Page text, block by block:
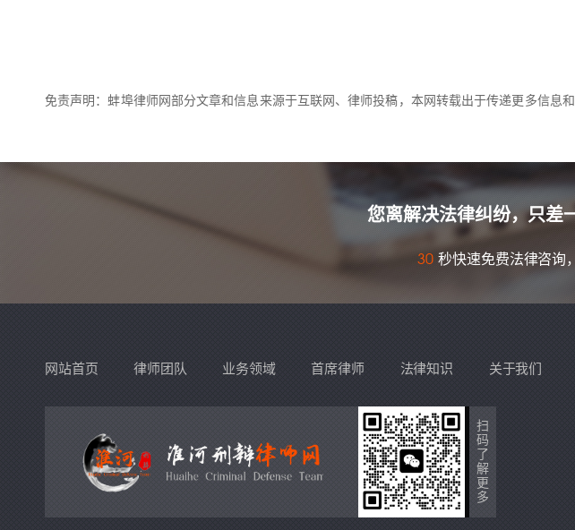
免责声明：蚌埠律师网部分文章和信息来源于互联网、律师投稿，本网转载出于传递更多信息
您离解决法律纠纷，只差
30 秒快速免费法律咨询
网站首页 律师团队 业务领域 首席律师 法律知识 关于我们
扫
码
了
解
更
多